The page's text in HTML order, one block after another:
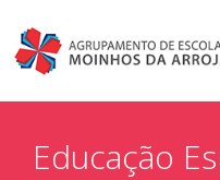
Educação